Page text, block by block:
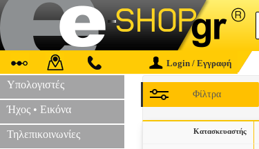
Login / Εγγραφή
Υπολογιστές
Ήχος • Εικόνα
Τηλεπικοινωνίες
Φίλτρα
Κατασκευαστής